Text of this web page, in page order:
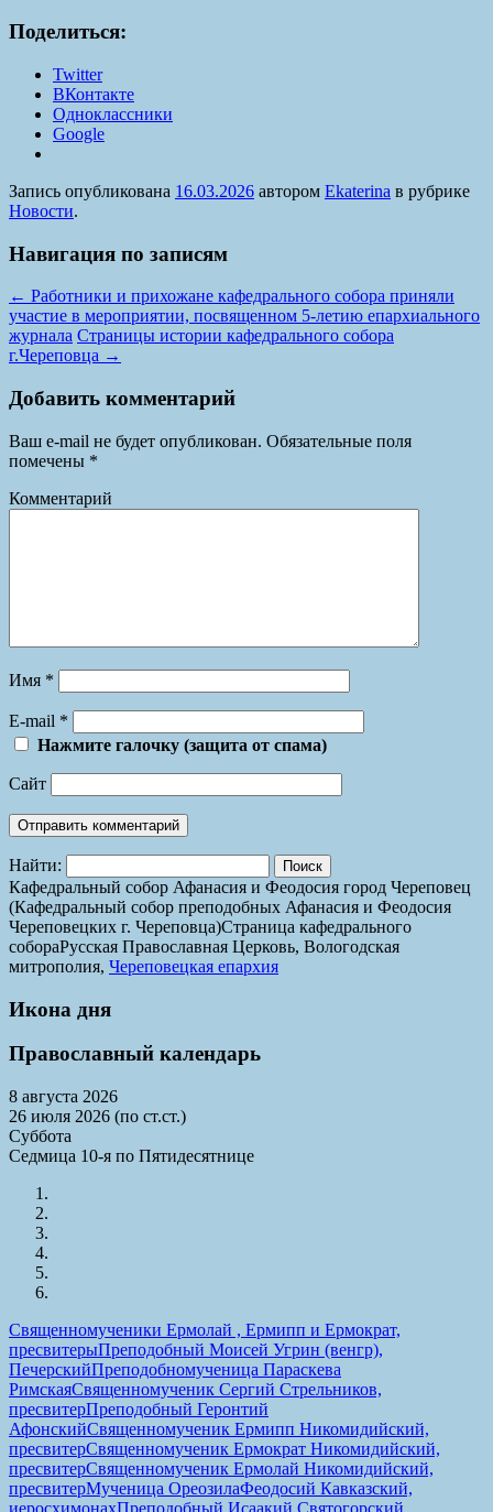
Поделиться:
Twitter
ВКонтакте
Одноклассники
Google
Запись опубликована 16.03.2026 автором Ekaterina в рубрике
Новости.
Навигация по записям
← Работники и прихожане кафедрального собора приняли
участие в мероприятии, посвященном 5-летию епархиального
журнала Страницы истории кафедрального собора
г.Череповца →
Добавить комментарий
Ваш e-mail не будет опубликован. Обязательные поля
помечены *
Комментарий
Имя *
E-mail *
Нажмите галочку (защита от спама)
Сайт
Найти:
Кафедральный собор Афанасия и Феодосия город Череповец
(Кафедральный собор преподобных Афанасия и Феодосия
Череповецких г. Череповца)Страница кафедрального
собораРусская Православная Церковь, Вологодская
митрополия, Череповецкая епархия
Икона дня
Православный календарь
8 августа 2026
26 июля 2026 (по ст.ст.)
Суббота
Седмица 10-я по Пятидесятнице
Священномученики Ермолай , Ермипп и Ермократ,
пресвитерыПреподобный Моисей Угрин (венгр),
ПечерскийПреподобномученица Параскева
РимскаяСвященномученик Сергий Стрельников,
пресвитерПреподобный Геронтий
АфонскийСвященномученик Ермипп Никомидийский,
пресвитерСвященномученик Ермократ Никомидийский,
пресвитерСвященномученик Ермолай Никомидийский,
пресвитерМученица ОреозилаФеодосий Кавказский,
иеросхимонахПреподобный Исаакий Святогорский